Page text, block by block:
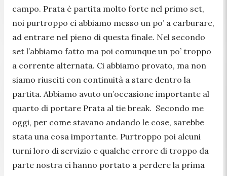
campo. Prata è partita molto forte nel primo set,
noi purtroppo ci abbiamo messo un po’ a carburare,
ad entrare nel pieno di questa finale. Nel secondo
set l’abbiamo fatto ma poi comunque un po’ troppo
a corrente alternata. Ci abbiamo provato, ma non
siamo riusciti con continuità a stare dentro la
partita. Abbiamo avuto un’occasione importante al
quarto di portare Prata al tie break. Secondo me
oggi, per come stavano andando le cose, sarebbe
stata una cosa importante. Purtroppo poi alcuni
turni loro di servizio e qualche errore di troppo da
parte nostra ci hanno portato a perdere la prima